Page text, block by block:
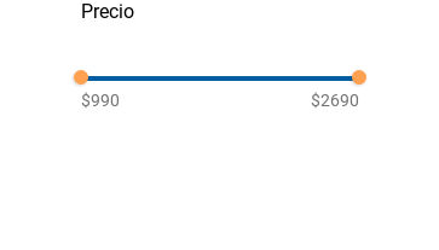
$990 $2690